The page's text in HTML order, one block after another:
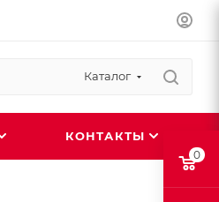
Каталог
КОНТАКТЫ
0